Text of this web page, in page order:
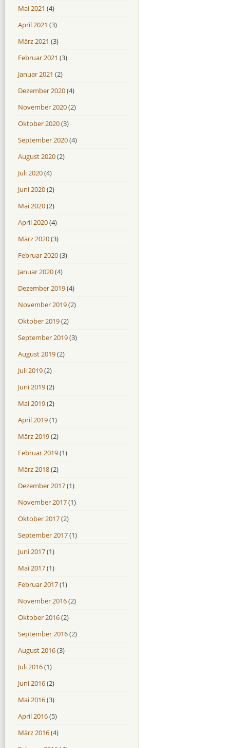
Mai 2021 (4)
April 2021 (3)
März 2021 (3)
Februar 2021 (3)
Januar 2021 (2)
Dezember 2020(4)
November 2020(2)
Oktober 2020(3)
September 2020(4)
August 2020(2)
Juli 2020(4)
Juni 2020(2)
Mai 2020(2)
April 2020(4)
März 2020(3)
Februar 2020(3)
Januar 2020(4)
Dezember 2019(4)
November 2019(2)
Oktober 2019(2)
September 2019(3)
August 2019(2)
Juli 2019(2)
Juni 2019(2)
Mai 2019(2)
April 2019(1)
März 2019(2)
Februar 2019(1)
März 2018(2)
Dezember 2017(1)
November 2017(1)
Oktober 2017(2)
September 2017(1)
Juni 2017(1)
Mai 2017(1)
Februar 2017(1)
November 2016(2)
Oktober 2016(2)
September 2016(2)
August 2016(3)
Juli 2016(1)
Juni 2016(2)
Mai 2016(3)
April 2016(5)
März 2016(4)